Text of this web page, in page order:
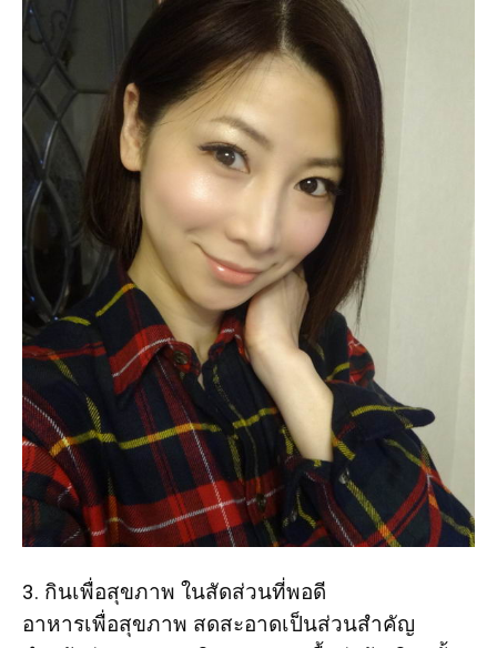
3. กินเพื่อสุขภาพ ในสัดส่วนที่พอดี
อาหารเพื่อสุขภาพ สดสะอาดเป็นส่วนสำคัญ